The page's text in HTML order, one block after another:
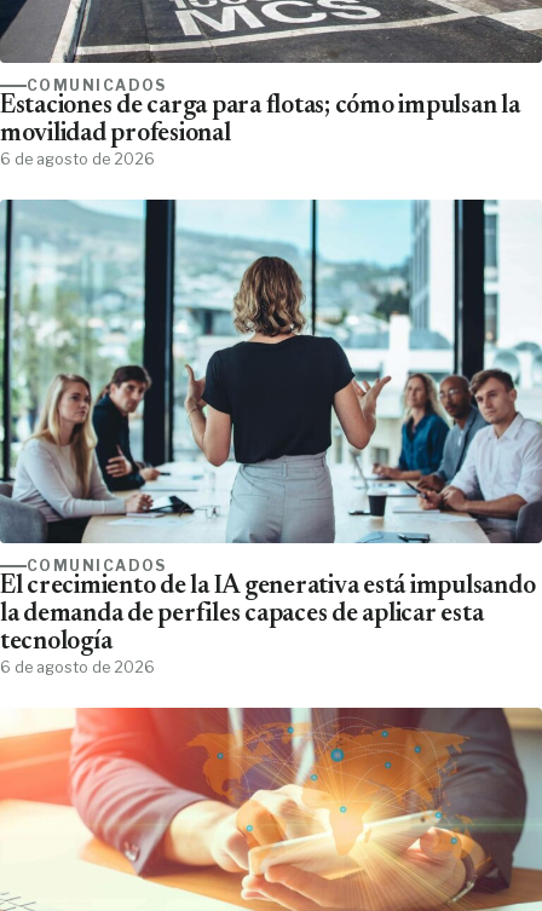
COMUNICADOS
Estaciones de carga para flotas; cómo impulsan la
movilidad profesional
6 de agosto de 2026
COMUNICADOS
El crecimiento de la IA generativa está impulsando
la demanda de perfiles capaces de aplicar esta
tecnología
6 de agosto de 2026